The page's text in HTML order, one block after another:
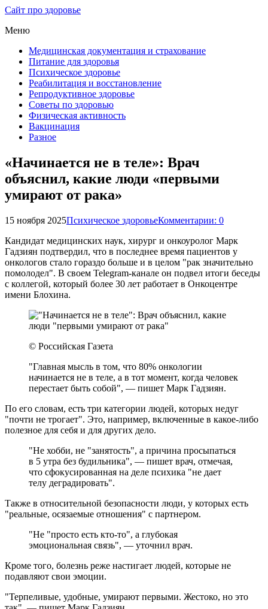
Сайт про здоровье
Меню
Медицинская документация и страхование
Питание для здоровья
Психическое здоровье
Реабилитация и восстановление
Репродуктивное здоровье
Советы по здоровью
Физическая активность
Вакцинация
Разное
«Начинается не в теле»: Врач
объяснил, какие люди «первыми
умирают от рака»
15 ноября 2025Психическое здоровьеКомментарии: 0
Кандидат медицинских наук, хирург и онкоуролог Марк
Гадзиян подтвердил, что в последнее время пациентов у
онкологов стало гораздо больше и в целом "рак значительно
помолодел". В своем Telegram-канале он подвел итоги беседы
с коллегой, который более 30 лет работает в Онкоцентре
имени Блохина.
© Российская Газета
"Главная мысль в том, что 80% онкологии
начинается не в теле, а в тот момент, когда человек
перестает быть собой", — пишет Марк Гадзиян.
По его словам, есть три категории людей, которых недуг
"почти не трогает". Это, например, включенные в какое-либо
полезное для себя и для других дело.
"Не хобби, не "занятость", а причина просыпаться
в 5 утра без будильника", — пишет врач, отмечая,
что сфокусированная на деле психика "не дает
телу деградировать".
Также в относительной безопасности люди, у которых есть
"реальные, осязаемые отношения" с партнером.
"Не "просто есть кто-то", а глубокая
эмоциональная связь", — уточнил врач.
Кроме того, болезнь реже настигает людей, которые не
подавляют свои эмоции.
"Терпеливые, удобные, умирают первыми. Жестоко, но это